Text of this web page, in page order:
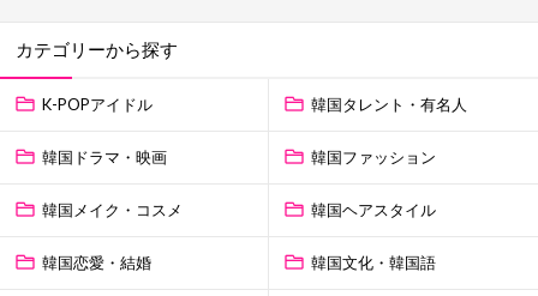
カテゴリーから探す
K-POPアイドル 韓国タレント・有名人
韓国ドラマ・映画 韓国ファッション
韓国メイク・コスメ 韓国ヘアスタイル
韓国恋愛・結婚 韓国文化・韓国語